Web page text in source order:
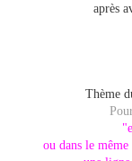
après
Thème
ou dans le